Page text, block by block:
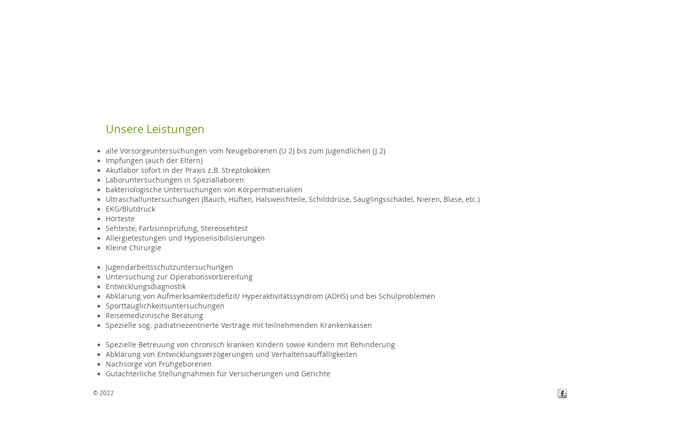
Unsere Leistungen
alle Vorsorgeuntersuchungen vom Neugeborenen (U 2) bis zum Jugendlichen (J 2)
Impfungen (auch der Eltern)
Akutlabor sofort in der Praxis z.B. Streptokokken
Laboruntersuchungen in Speziallaboren
bakteriologische Untersuchungen von Körpermatierialien
Ultraschalluntersuchungen (Bauch, Hüften, Halsweichteile, Schilddrüse, Säuglingsschädel, Nieren, Blase, etc.)
EKG/Blutdruck
Hörteste
Sehteste, Farbsinnprüfung, Stereosehtest
Allergietestungen und Hyposensibilisierungen
Kleine Chirurgie
Jugendarbeitsschutzuntersuchungen
Untersuchung zur Operationsvorbereitung
Entwicklungsdiagnostik
Abklärung von Aufmerksamkeitsdefizit/ Hyperaktivitätssyndrom (ADHS) und bei Schulproblemen
Sporttauglichkeitsuntersuchungen
Reisemedizinische Beratung
Spezielle sog. pädiatriezentrierte Verträge mit teilnehmenden Krankenkassen
Spezielle Betreuung von chronisch kranken Kindern sowie Kindern mit Behinderung
Abklärung von Entwicklungsverzögerungen und Verhaltensauffälligkeiten
Nachsorge von Frühgeborenen
Gutachterliche Stellungnahmen für Versicherungen und Gerichte
© 2022